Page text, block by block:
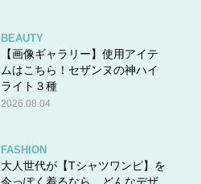
BEAUTY
【画像ギャラリー】使用アイテ
ムはこちら！セザンヌの神ハイ
ライト３種
2026.08.04
FASHION
大人世代が【Tシャツワンピ】を